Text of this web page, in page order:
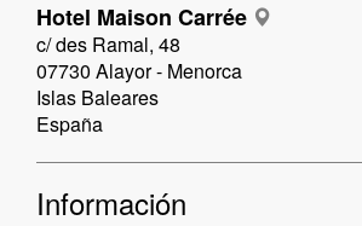
Hotel Maison Carrée
c/ des Ramal, 48
07730 Alayor - Menorca
Islas Baleares
España
Información